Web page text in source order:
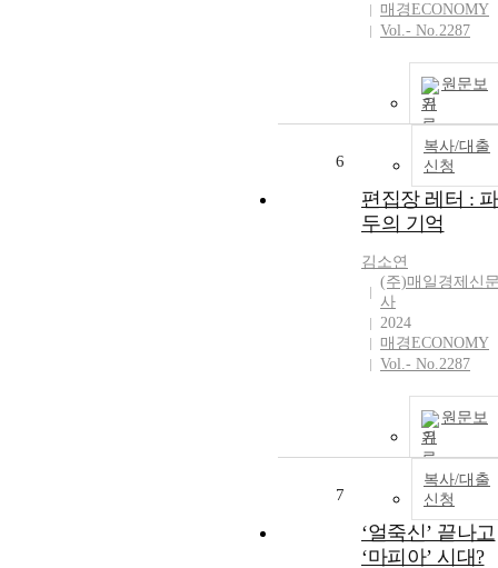
매경ECONOMY
Vol.- No.2287
원문보
기
복사/대출
신청
6
편집장 레터 : 파
두의 기억
김소연
(주)매일경제신
사
2024
매경ECONOMY
Vol.- No.2287
원문보
기
복사/대출
신청
7
‘얼죽신’ 끝나고
‘마피아’ 시대?